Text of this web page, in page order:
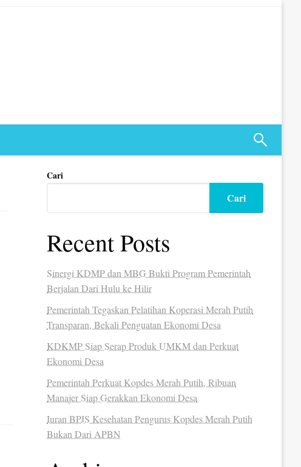
Cari
Cari
Recent Posts
Sinergi KDMP dan MBG Bukti Program Pemerintah
Berjalan Dari Hulu ke Hilir
Pemerintah Tegaskan Pelatihan Koperasi Merah Putih
Transparan, Bekali Penguatan Ekonomi Desa
KDKMP Siap Serap Produk UMKM dan Perkuat
Ekonomi Desa
Pemerintah Perkuat Kopdes Merah Putih, Ribuan
Manajer Siap Gerakkan Ekonomi Desa
Iuran BPJS Kesehatan Pengurus Kopdes Merah Putih
Bukan Dari APBN